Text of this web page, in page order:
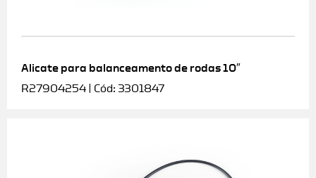
Alicate para balanceamento de rodas 10″
R27904254 | Cód: 3301847